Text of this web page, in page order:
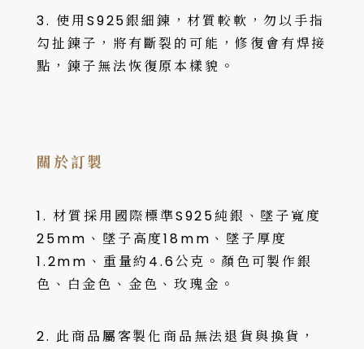
3. 使用S925銀細鍊，材質較軟，勿以手指
勾扯鍊子，將有斷裂的可能，修復會有焊接
點，鍊子無法恢復原本樣貌。
關於訂製
1. 材質採用國際標準S925純銀、墜子寬度
25mm、墜子高度18mm、墜子厚度
1.2mm、重量約4.6公克。顏色可製作銀
色、白金色、金色、玫瑰金。
2. 此商品屬客製化商品無法退貨與換貨，